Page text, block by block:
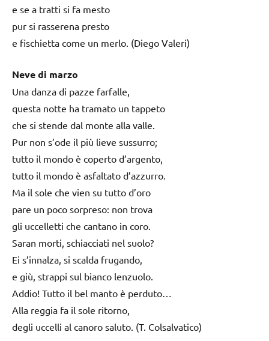
e se a tratti si fa mesto
pur si rasserena presto
e fischietta come un merlo. (Diego Valeri)
Neve di marzo
Una danza di pazze farfalle,
questa notte ha tramato un tappeto
che si stende dal monte alla valle.
Pur non s’ode il più lieve sussurro;
tutto il mondo è coperto d’argento,
tutto il mondo è asfaltato d’azzurro.
Ma il sole che vien su tutto d’oro
pare un poco sorpreso: non trova
gli uccelletti che cantano in coro.
Saran morti, schiacciati nel suolo?
Ei s’innalza, si scalda frugando,
e giù, strappi sul bianco lenzuolo.
Addio! Tutto il bel manto è perduto…
Alla reggia fa il sole ritorno,
degli uccelli al canoro saluto. (T. Colsalvatico)